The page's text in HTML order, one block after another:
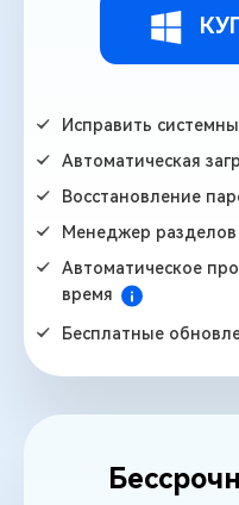
Исправить
Автоматическая
Восстановление
Менеджер разделов
Автоматическое
время
Бесплатные